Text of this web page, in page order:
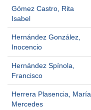
Gómez Castro, Rita
Isabel
Hernández González,
Inocencio
Hernández Spínola,
Francisco
Herrera Plasencia, María
Mercedes